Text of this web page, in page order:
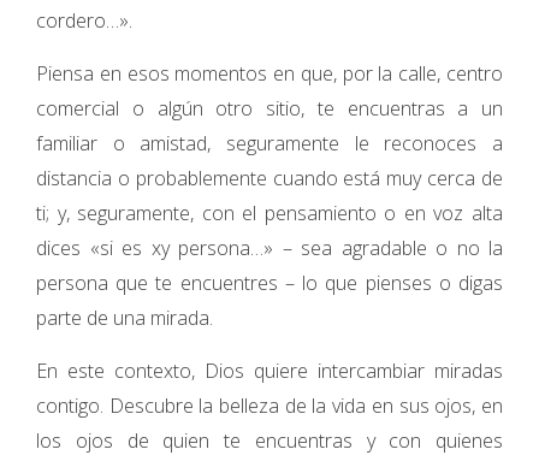
cordero…».
Piensa en esos momentos en que, por la calle, centro
comercial o algún otro sitio, te encuentras a un
familiar o amistad, seguramente le reconoces a
distancia o probablemente cuando está muy cerca de
ti; y, seguramente, con el pensamiento o en voz alta
dices «si es xy persona…» – sea agradable o no la
persona que te encuentres – lo que pienses o digas
parte de una mirada.
En este contexto, Dios quiere intercambiar miradas
contigo. Descubre la belleza de la vida en sus ojos, en
los ojos de quien te encuentras y con quienes